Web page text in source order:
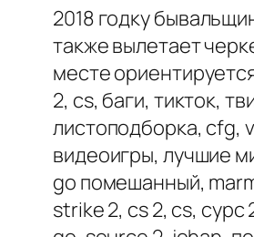
2018 годку
также вылетает
месте
2, cs, баги, тикток,
листоподборка, cfg,
видеоигры, лучшие
go помешанный,
strike 2, cs 2, cs, сурс